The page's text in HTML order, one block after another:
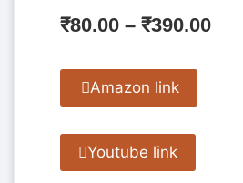
₹80.00 – ₹390.00
Amazon link
Youtube link